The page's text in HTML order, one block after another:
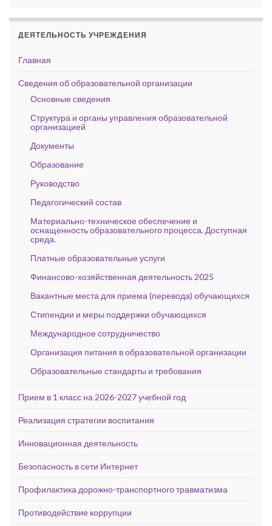
ДЕЯТЕЛЬНОСТЬ УЧРЕЖДЕНИЯ
Главная
Сведения об образовательной организации
Основные сведения
Структура и органы управления образовательной
организацией
Документы
Образование
Руководство
Педагогический состав
Материально-техническое обеспечение и
оснащенность образовательного процесса. Доступная
среда.
Платные образовательные услуги
Финансово-хозяйственная деятельность 2025
Вакантные места для приема (перевода) обучающихся
Стипендии и меры поддержки обучающихся
Международное сотрудничество
Организация питания в образовательной организации
Образовательные стандарты и требования
Прием в 1 класс на 2026-2027 учебной год
Реализация стратегии воспитания
Инновационная деятельность
Безопасность в сети Интернет
Профилактика дорожно-транспортного травматизма
Противодействие коррупции